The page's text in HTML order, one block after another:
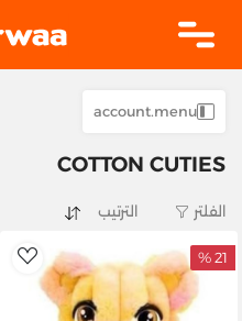
account.menu
COTTON CUTIES
الفلتر
21 %